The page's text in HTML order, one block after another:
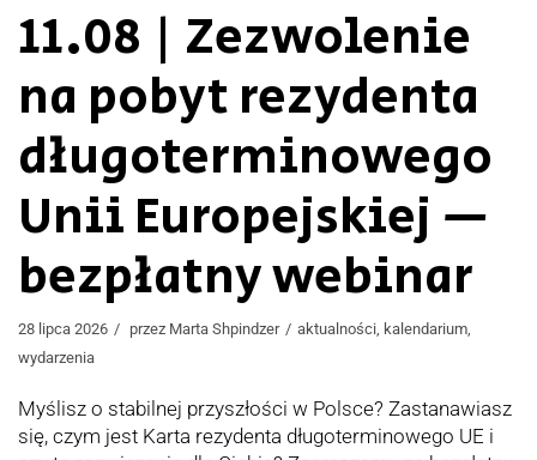
11.08 | Zezwolenie
na pobyt rezydenta
długoterminowego
Unii Europejskiej —
bezpłatny webinar
28 lipca 2026 przez Marta Shpindzer aktualności, kalendarium,
wydarzenia
Myślisz o stabilnej przyszłości w Polsce? Zastanawiasz
się, czym jest Karta rezydenta długoterminowego UE i